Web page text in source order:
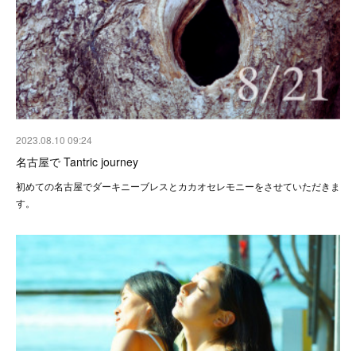
2023.08.10 09:24
名古屋で Tantric journey
初めての名古屋でダーキニーブレスとカカオセレモニーをさせていただきま
す。